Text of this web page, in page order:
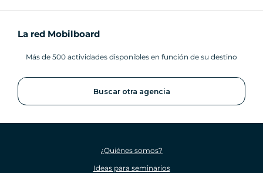
La red Mobilboard
Más de 500 actividades disponibles en función de su destino
Buscar otra agencia
¿Quiénes somos?
Ideas para seminarios